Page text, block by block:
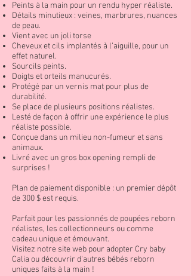
Peints à la main pour un rendu hyper réaliste.
Détails minutieux : veines, marbrures, nuances
de peau.
Vient avec un joli torse
Cheveux et cils implantés à l’aiguille, pour un
effet naturel.
Sourcils peints.
Doigts et orteils manucurés.
Protégé par un vernis mat pour plus de
durabilité.
Se place de plusieurs positions réalistes.
Lesté de façon à offrir une expérience le plus
réaliste possible.
Conçue dans un milieu non-fumeur et sans
animaux.
Livré avec un gros box opening rempli de
surprises !
Plan de paiement disponible : un premier dépôt
de 300 $ est requis.
Parfait pour les passionnés de poupées reborn
réalistes, les collectionneurs ou comme
cadeau unique et émouvant.
Visitez notre site web pour adopter Cry baby
Calia ou découvrir d'autres bébés reborn
uniques faits à la main !